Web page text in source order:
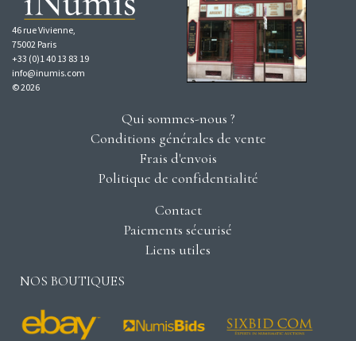
46 rue Vivienne,
75002 Paris
+33 (0)1 40 13 83 19
info@inumis.com
© 2026
Qui sommes-nous ?
Conditions générales de vente
Frais d'envois
Politique de confidentialité
Contact
Paiements sécurisé
Liens utiles
NOS BOUTIQUES